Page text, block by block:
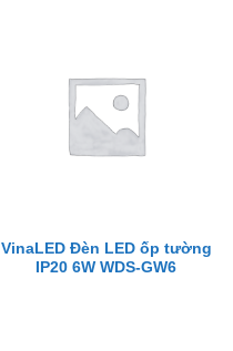
VinaLED Đèn LED ốp tường
IP20 6W WDS-GW6